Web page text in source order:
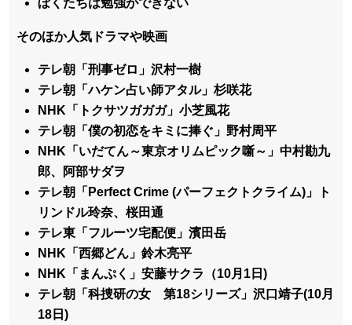
そのほか人気ドラマや映画
テレ朝「刑事ゼロ」沢村一樹
テレ朝「ハケン占い師アタル」杉咲花
NHK「トクサツガガガ」小芝風花
テレ朝「僕の初恋をキミに捧ぐ」野村周平
NHK「いだてん～東京オリムピック噺～」中村勘九
郎、阿部サダヲ
テレ朝「Perfect Crime (パーフェクトクライム)」ト
リンドル玲奈、桜田通
テレ東「フルーツ宅配便」濱田岳
NHK「西郷どん」鈴木亮平
NHK「まんぷく」安藤サクラ（10月1日)
テレ朝「科捜研の女 第18シリーズ」沢口靖子(10月
18日)